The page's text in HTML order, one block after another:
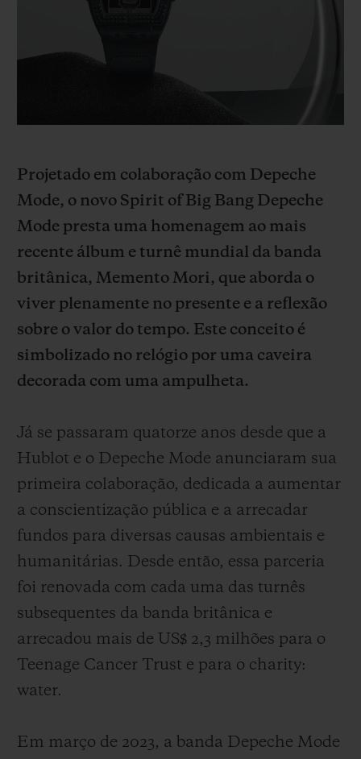
Projetado em colaboração com Depeche
Mode, o novo Spirit of Big Bang Depeche
Mode presta uma homenagem ao mais
recente álbum e turnê mundial da banda
britânica, Memento Mori, que aborda o
viver plenamente no presente e a reflexão
sobre o valor do tempo. Este conceito é
simbolizado no relógio por uma caveira
decorada com uma ampulheta.
Já se passaram quatorze anos desde que a
Hublot e o Depeche Mode anunciaram sua
primeira colaboração, dedicada a aumentar
a conscientização pública e a arrecadar
fundos para diversas causas ambientais e
humanitárias. Desde então, essa parceria
foi renovada com cada uma das turnês
subsequentes da banda britânica e
arrecadou mais de US$ 2,3 milhões para o
Teenage Cancer Trust e para o charity:
water.
Em março de 2023, a banda Depeche Mode
BIG BANG
SUMMER MULTI-
COLORED CERAMIC
ENTREGA PROGRAMADA
ENTREGA E DEVOLUÇÕES DE CORTESIA
EMBALAGEM DE PRESENTES
CONTATO
ENCONTRAR UMA